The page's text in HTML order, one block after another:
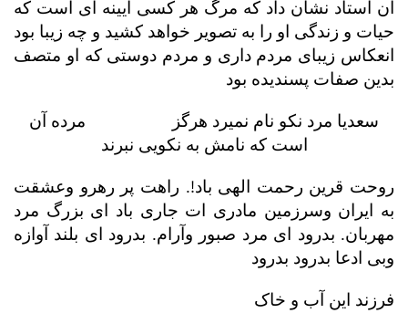
آن استاد نشان داد که مرگ هر کسی آیینه ای است که
حیات و زندگی او را به تصویر خواهد کشید و چه زیبا بود
انعکاس زیبای مردم داری و مردم دوستی که او متصف
بدین صفات پسندیده بود
سعدیا مرد نکو نام نمیرد هرگز
مرده آن
است که نامش به نکویی نبرند
روحت قرین رحمت الهى باد!. راهت پر رهرو وعشقت
به ایران وسرزمین مادری ات جاری باد ای بزرگ مرد
مهربان. بدرود ای مرد صبور وآرام. بدرود ای بلند آوازه
وبی ادعا بدرود بدرود
فرزند این آب و خاک